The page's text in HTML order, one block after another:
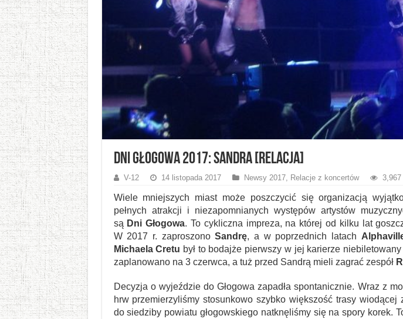
Dni Głogowa 2017: Sandra [relacja]
V-12 14 listopada 2017 Newsy 2017, Relacje z koncertów 3,967
Wiele mniejszych miast może poszczycić się organizacją
pełnych atrakcji i niezapomnianych występów artystów
są Dni Głogowa. To cykliczna impreza, na której od kilku lat
W 2017 r. zaproszonoSandrę, a w poprzednich latach
Michaela Cretu był to bodajże pierwszy w jej karierze
zaplanowano na 3 czerwca, a tuż przed Sandrą mieli zagrać zespół
Decyzja o wyjeździe do Głogowa zapadła spontanicznie. Wraz z
hrw przemierzyliśmy stosunkowo szybko większość trasy
do siedziby powiatu głogowskiego natknęliśmy się na spory korek.